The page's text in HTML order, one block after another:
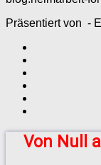
Präsentiert von -
Von Null